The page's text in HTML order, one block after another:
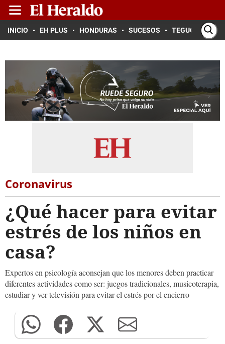
INICIO EH PLUS HONDURAS SUCESOS TEGUCIGALPA
Coronavirus
¿Qué hacer para evitar
estrés de los niños en
casa?
Expertos en psicología aconsejan que los menores deben practicar
diferentes actividades como ser: juegos tradicionales, musicoterapia,
estudiar y ver televisión para evitar el estrés por el encierro